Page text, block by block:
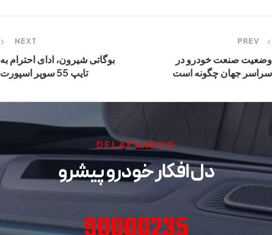
PREV
وضعیت صنعت خودرو در
سراسر جهان چگونه است
NEXT
بوگاتی شیرون، ادای احترام به
تایپ 55 سوپر اسپورت
DELAFKARCO
دل افکار خودرو پیشرو